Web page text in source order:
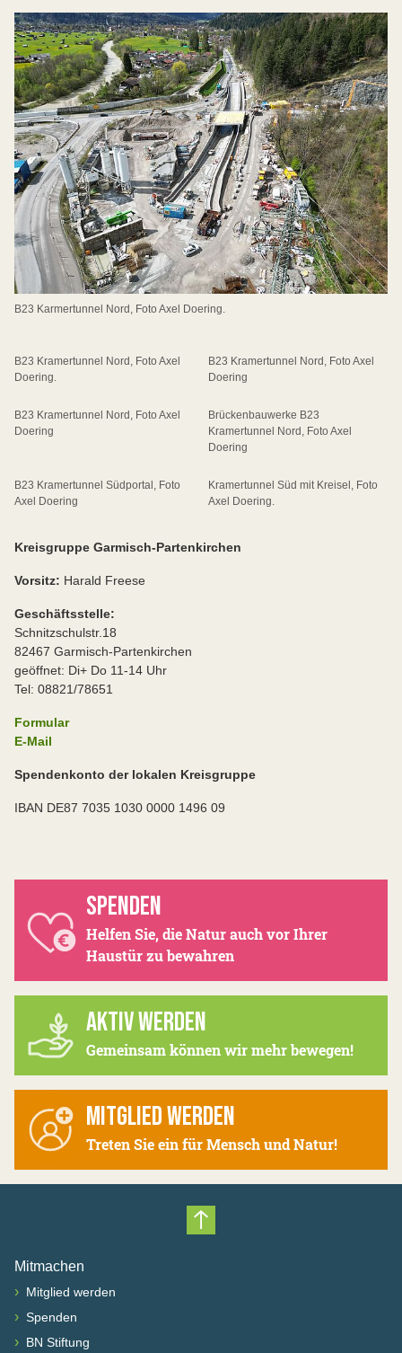
B23 Karmertunnel Nord, Foto Axel Doering.
B23 Kramertunnel Nord, Foto Axel
Doering.
B23 Kramertunnel Nord, Foto Axel
Doering
B23 Kramertunnel Nord, Foto Axel
Doering
Brückenbauwerke B23
Kramertunnel Nord, Foto Axel
Doering
B23 Kramertunnel Südportal, Foto
Axel Doering
Kramertunnel Süd mit Kreisel, Foto
Axel Doering.
Kreisgruppe Garmisch-Partenkirchen
Vorsitz: Harald Freese
Geschäftsstelle:
Schnitzschulstr.18
82467 Garmisch-Partenkirchen
geöffnet: Di+ Do 11-14 Uhr
Tel: 08821/78651
Formular
E-Mail
Spendenkonto der lokalen Kreisgruppe
IBAN DE87 7035 1030 0000 1496 09
SPENDEN
Helfen Sie, die Natur auch vor Ihrer
Haustür zu bewahren
AKTIV WERDEN
Gemeinsam können wir mehr bewegen!
MITGLIED WERDEN
Treten Sie ein für Mensch und Natur!
Nach oben scrollen
Mitmachen
› Mitglied werden
› Spenden
› BN Stiftung